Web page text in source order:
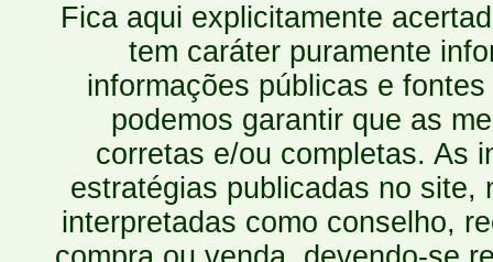
Fica aqui explicitamente
tem caráter puramente
informações públicas e
podemos garantir que as
corretas e/ou completas. As
estratégias publicadas no site,
interpretadas como conselho,